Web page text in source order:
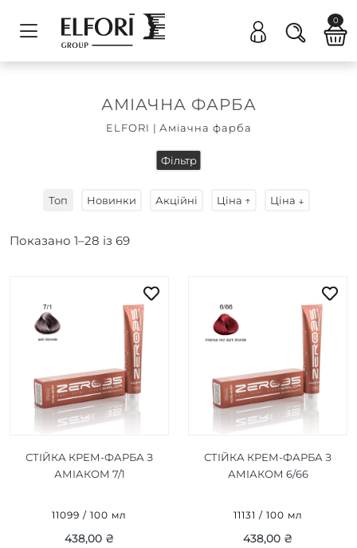
0
АМІАЧНА ФАРБА
ELFORI | Аміачна фарба
Фільтр
Топ Новинки Акційні Ціна ↑ Ціна ↓
Показано 1–28 із 69
СТІЙКА КРЕМ-ФАРБА З
АМІАКОМ 7/1
100ML
11099 / 100 мл
438,00 ₴
СТІЙКА КРЕМ-ФАРБА З
АМІАКОМ 6/66
РУСЯВИЙ/INTENSE RED
DARK BLONDE 100ML
11131 / 100 мл
438,00 ₴